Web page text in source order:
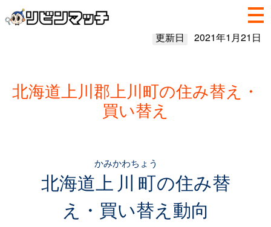
更新日 2021年1月21日
北海道上川郡上川町の住み替え・
買い替え
北海道上川町
かみかわちょう
の住み替
え・買い替え動向